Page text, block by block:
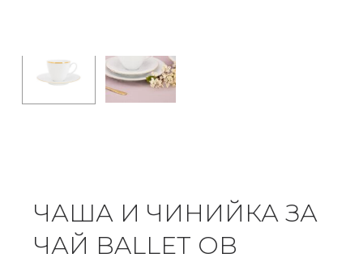
ЧАША И ЧИНИЙКА ЗА
ЧАЙ BALLET OB